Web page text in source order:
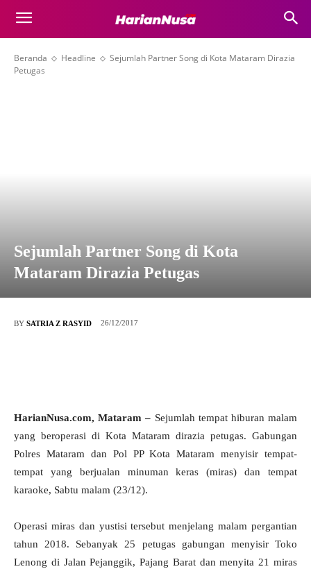
Beranda Headline
Sejumlah Partner Song di Kota Mataram Dirazia
Petugas
Sejumlah Partner Song di Kota
Mataram Dirazia Petugas
BY SATRIA Z RASYID 26/12/2017
HarianNusa.com, Mataram – Sejumlah tempat hiburan malam
yang beroperasi di Kota Mataram dirazia petugas. Gabungan
Polres Mataram dan Pol PP Kota Mataram menyisir tempat-
tempat yang berjualan minuman keras (miras) dan tempat
karaoke, Sabtu malam (23/12).
Operasi miras dan yustisi tersebut menjelang malam pergantian
tahun 2018. Sebanyak 25 petugas gabungan menyisir Toko
Lenong di Jalan Pejanggik, Pajang Barat dan menyita 21 miras